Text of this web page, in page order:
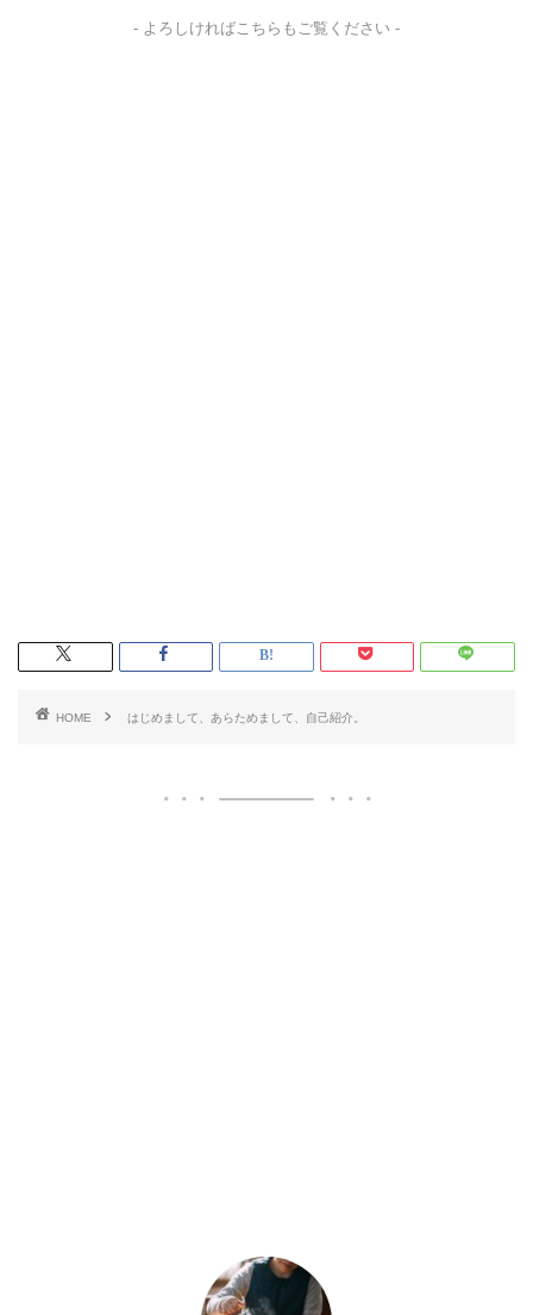
- よろしければこちらもご覧ください -
HOME はじめまして、あらためまして、自己紹介。